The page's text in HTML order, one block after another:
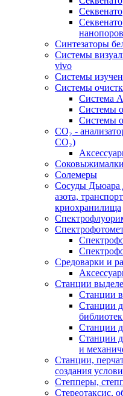
Синтезаторы
Системы
vivo
Системы
Системы
Система
Системы
Системы
СО₂ -
СО₂)
Солемеры
Сосуды Дьюара
азота,
криохранилища
Средоварки и
Станции
Станции
Станции
Станции
Станции
и
Станции,
создания
Степперы,
Стереотаксис,